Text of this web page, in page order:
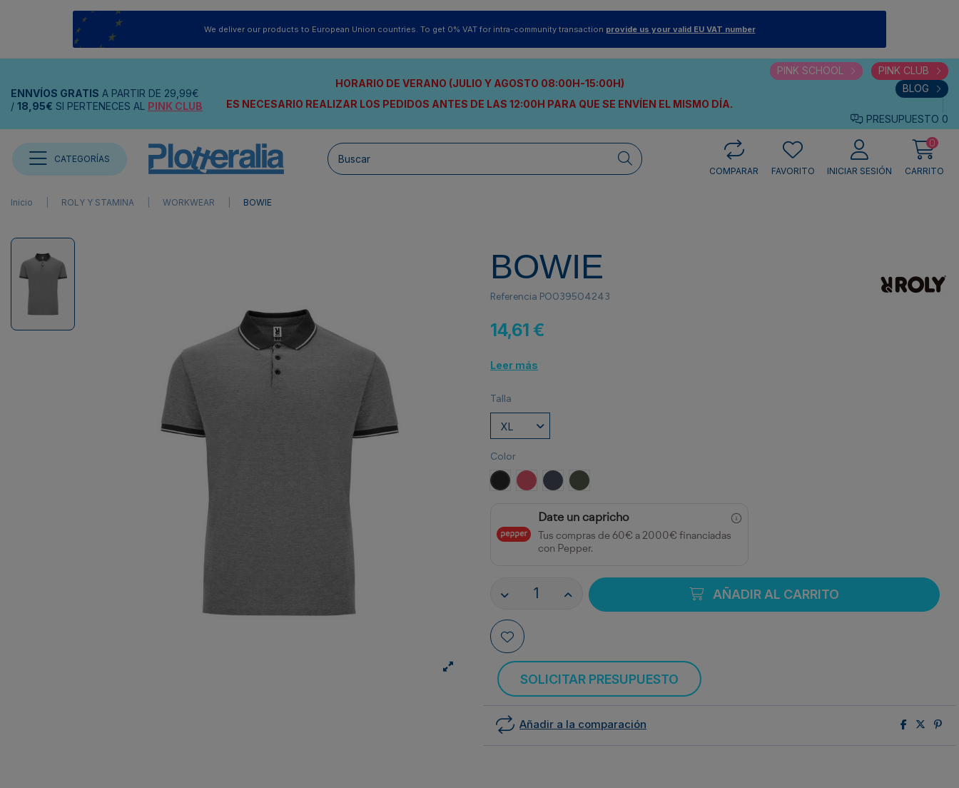
We deliver our products to European Union countries. To get 0% VAT for intra-community transaction provide us your valid EU VAT number
ENNVÍOS GRATIS A PARTIR DE 29,99€
/ 18,95€ SI PERTENECES AL PINK CLUB
HORARIO DE VERANO (JULIO Y AGOSTO 08:00H-15:00H)
ES NECESARIO REALIZAR LOS PEDIDOS ANTES DE LAS 12:00H PARA QUE SE ENVÍEN EL MISMO DÍA.
PINK SCHOOL
PINK CLUB
BLOG
PRESUPUESTO 0
CATEGORÍAS
COMPARAR
FAVORITO INICIAR SESIÓN
0
CARRITO
Inicio ROLY Y STAMINA WORKWEAR BOWIE
BOWIE
Referencia PO039504243
14,61 €
Leer más
Talla
Color
NEGRO VIGORE
ROJO VIGORE
AZUL MARINO VIGORE
VERDE MILITAR OSCURO VIGORE
Date un capricho
Tus compras de 60€ a 2000€ financiadas
con Pepper.
AÑADIR AL CARRITO
SOLICITAR PRESUPUESTO
Añadir a la comparación